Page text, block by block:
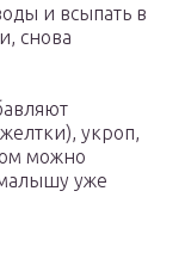
и всыпать в
снова
укроп,
можно
уже